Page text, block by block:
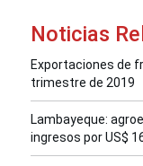
Noticias
Exportaciones de
trimestre de 2019
Lambayeque:
ingresos por US$